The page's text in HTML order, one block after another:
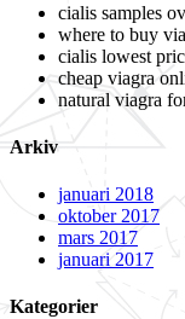
cialis samples
where to buy
cialis lowest
cheap viagra
natural viagra
Arkiv
januari 2018
oktober 2017
mars 2017
januari 2017
Kategorier